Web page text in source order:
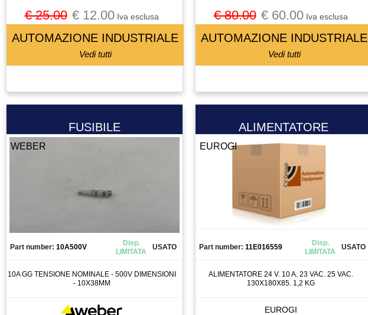
MOTORE BRUSCHESS
MOTORE BRUSHLESS
MOTORE LINEARE
MOTORE PASSO PASSO
MOTOVIBRATORE
OSCILLATORE
PANELLO OPERATORE
PISTOLA DI DOSAGGIO COLLA
PISTOLA PER VERNICIATURA
€ 25.00 € 12.00Iva esclusa
AUTOMAZIONE INDUSTRIALE
Vedi tutti
€ 80.00 € 60.00Iva esclusa
AUTOMAZIONE INDUSTRIALE
Vedi tutti
FUSIBILE
WEBER
Part number: 10A500V
Disp.
LIMITATA
USATO
10A GG TENSIONE NOMINALE - 500V DIMENSIONI
- 10X38MM
ALIMENTATORE
EUROGI
Part number: 11E016559
Disp.
LIMITATA
USATO
ALIMENTATORE 24 V. 10 A. 23 VAC. 25 VAC.
130X180X85. 1,2 KG
EUROGI